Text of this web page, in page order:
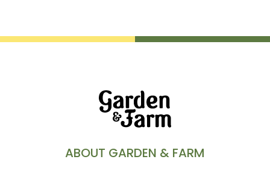
สามารถดำรงชีวิตอย่างไรในช่วงเวลาที่ยากลำบากนี้แล้วก็พบว่า
หลายครอบครัวที่ต้องดูแลผู้สูงอายุและเด็กจึงกลายเป็นภาระ
หน้าที่ซึ่งลำบากมาก ทางออกคือครอบครัวเหล่านี้ต้องปลูกผัก
บริเวณพื้นที่ริมคลองแม่ข่าที่มีสภาพน้ำเน่าเสียและไม่เอื้อต่อการ
ตรงนี้เพื่อให้เป็นพื้นที่ปลูกผักสร้างอาหารให้คนในชุมชน บ้ารึ
ABOUT GARDEN & FARM